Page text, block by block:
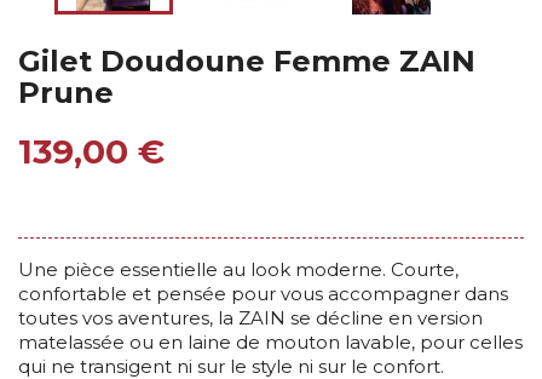
Gilet Doudoune Femme ZAIN
Prune
139,00 €
Une pièce essentielle au look moderne. Courte,
confortable et pensée pour vous accompagner dans
toutes vos aventures, la ZAIN se décline en version
matelassée ou en laine de mouton lavable, pour celles
qui ne transigent ni sur le style ni sur le confort.